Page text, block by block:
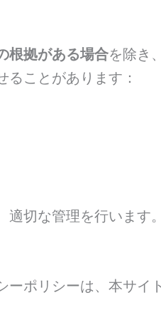
根拠がある場合を除き
ことがあります：
適切な管理を行います。
ポリシーは、本サイ